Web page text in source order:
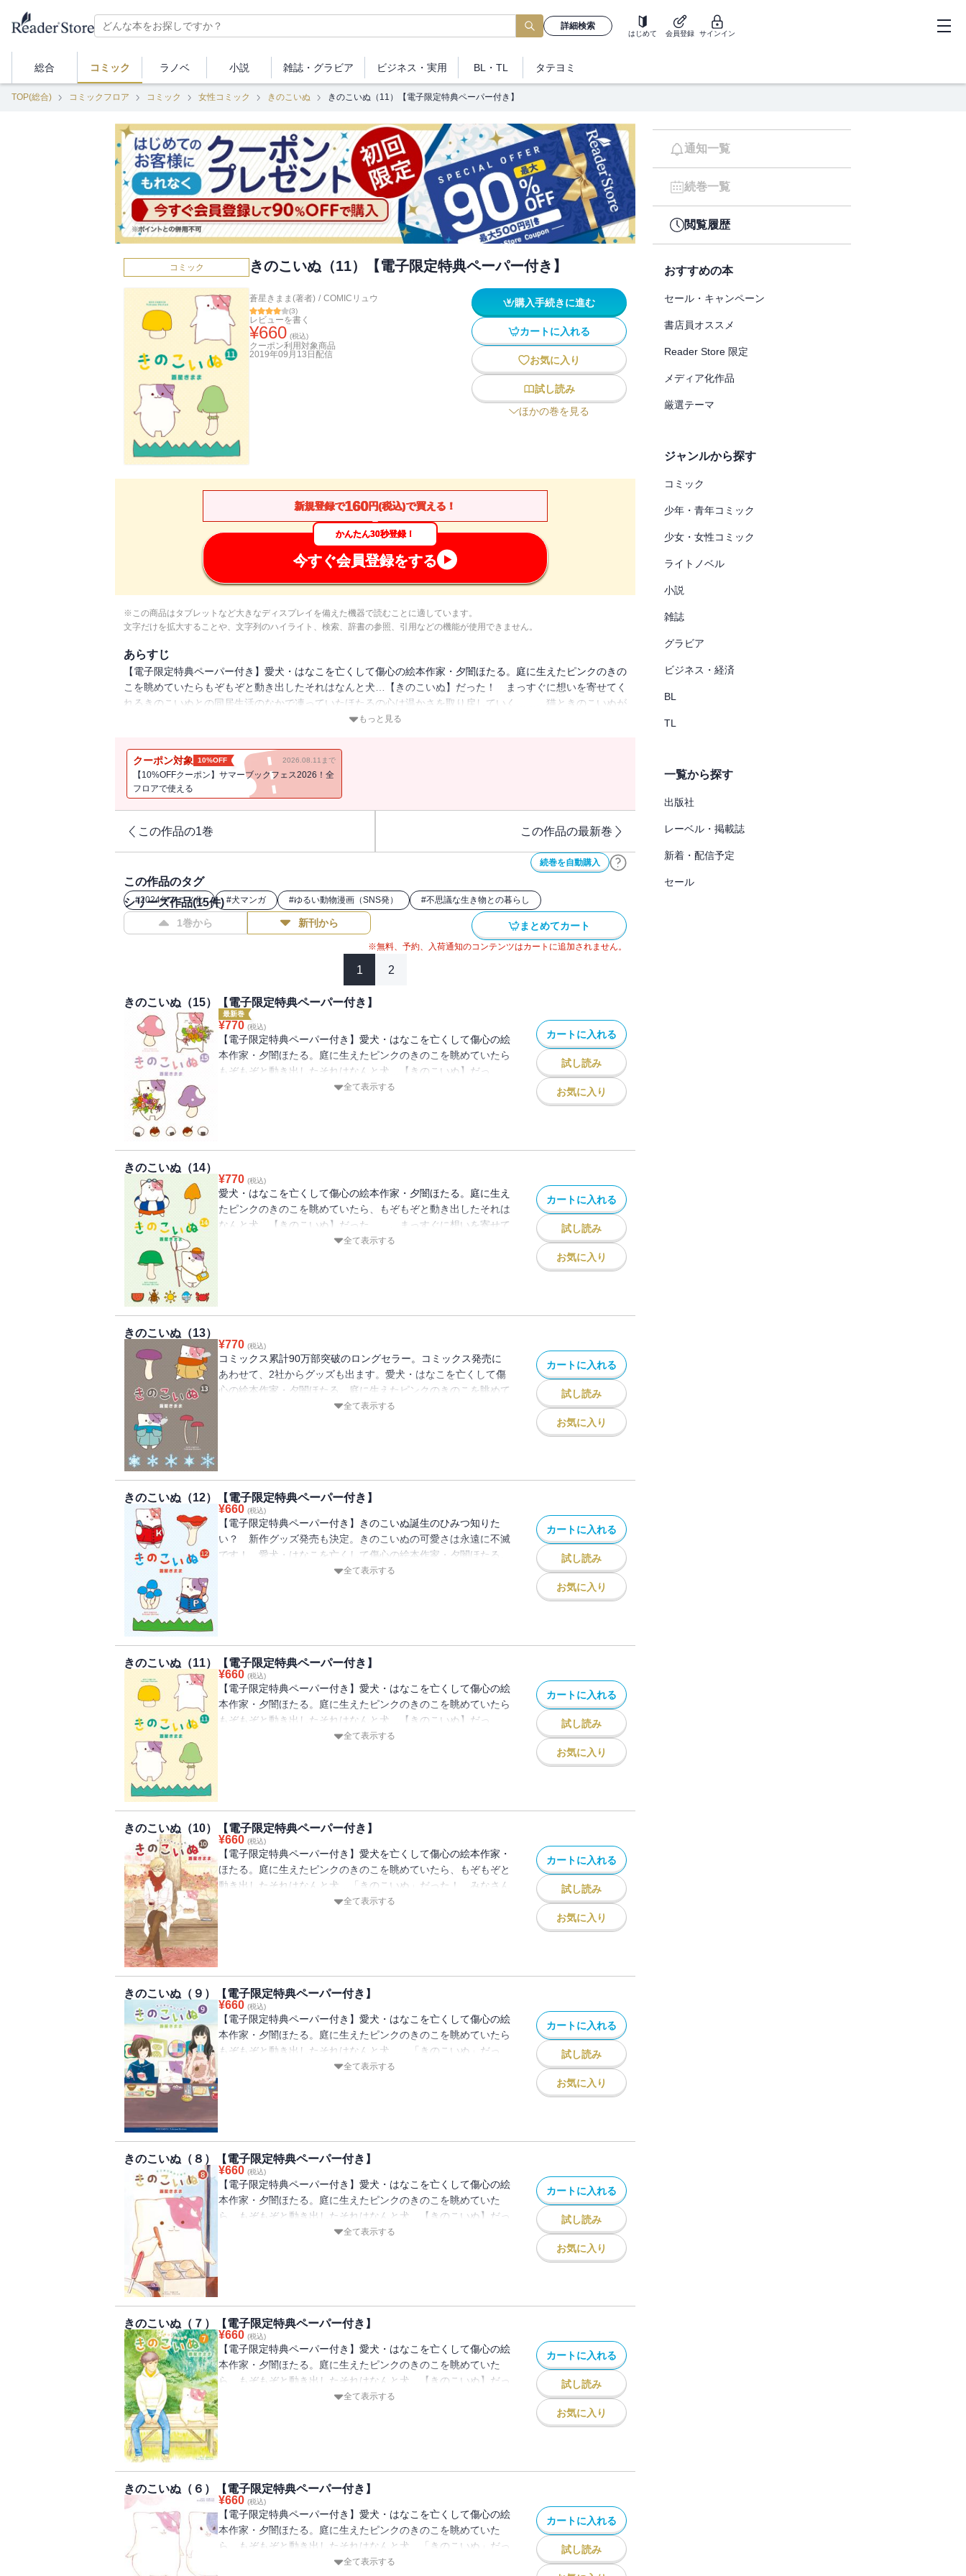
詳細検索
はじめて 会員登録 サインイン
総合 コミック ラノベ 小説 雑誌・ グラビア ビジネス ・実用 BL・TL タテヨミ
TOP(総合) コミックフロア コミック 女性コミック きのこいぬ きのこいぬ（11）【電子限定特典ペーパー付き】
コミック きのこいぬ（11）【電子限定特典ペーパー付き】
蒼星きまま(著者) / COMICリュウ
(3)
レビューを書く
¥660 (税込)
クーポン利用対象商品
2019年09月13日 配信
購入手続きに進む
カートに入れる
お気に入り
試し読み
ほかの巻を見る
新規登録で160円(税込)で買える！
かんたん30秒登録！
今すぐ会員登録をする
※この商品はタブレットなど大きなディスプレイを備えた機器で読むことに適しています。
文字だけを拡大することや、文字列のハイライト、検索、辞書の参照、引用などの機能が使用できません。
あらすじ
【電子限定特典ペーパー付き】愛犬・はなこを亡くして傷心の絵本作家・夕闇ほたる。庭に生えたピンクのきの
こを眺めていたらもぞもぞと動き出したそれはなんと犬…【きのこいぬ】だった！ まっすぐに想いを寄せてく
れるきのこいぬとの同居生活のなかで凍っていたほたるの心は温かさを取り戻していく……。猫ときのこいぬが
交流したりスタジャンを買ってもらったり珠玉の５作品を収録！ 累計80万部突破ロングセラー！
もっと見る
クーポン対象 10%OFF 2026.08.11まで
【10%OFFクーポン】サマーブックフェス2026！全
フロアで使える
この作品の1巻 この作品の最新巻
続巻を自動購入
この作品のタグ
#2024年アニメ化 #犬マンガ #ゆるい動物漫画（SNS発） #不思議な生き物との暮らし
シリーズ作品(15件)
1巻から 新刊から まとめてカート
※無料、予約、入荷通知のコンテンツはカートに追加されません。
1 2
きのこいぬ（15）【電子限定特典ペーパー付き】
最新巻
¥770 (税込)
【電子限定特典ペーパー付き】愛犬・はなこを亡くして傷心の絵
本作家・夕闇ほたる。庭に生えたピンクのきのこを眺めていたら
もぞもぞと動き出したそれはなんと犬…【きのこいぬ】だっ
た……。まっすぐに想いを寄せてくれるきのこいぬとの同居生活
for everything!】収録。
全て表示する
カートに入れる
試し読み
お気に入り
きのこいぬ（14）
¥770 (税込)
愛犬・はなこを亡くして傷心の絵本作家・夕闇ほたる。庭に生え
たピンクのきのこを眺めていたら、もぞもぞと動き出したそれは
なんと犬…【きのこいぬ】だった……。まっすぐに想いを寄せて
くれるきのこいぬとの同居生活のなかで凍っていたほたるの心は
ピンオフ【矢良くん日記】第1話『矢良くんの朝』コミックス初
全て表示する
カートに入れる
試し読み
お気に入り
きのこいぬ（13）
¥770 (税込)
コミックス累計90万部突破のロングセラー。コミックス発売に
あわせて、2社からグッズも出ます。愛犬・はなこを亡くして傷
心の絵本作家・夕闇ほたる。庭に生えたピンクのきのこを眺めて
いたらもぞもぞと動き出したそれはなんと犬…【きのこいぬ】だ
す。オールカラー【きのこいぬとプラムのどきどきアドベンチャ
ー】も収録！
全て表示する
カートに入れる
試し読み
お気に入り
きのこいぬ（12）【電子限定特典ペーパー付き】
¥660 (税込)
【電子限定特典ペーパー付き】きのこいぬ誕生のひみつ知りた
い？ 新作グッズ発売も決定。きのこいぬの可愛さは永遠に不滅
です！ 愛犬・はなこを亡くして傷心の絵本作家・夕闇ほたる。
庭に生えたピンクのきのこを眺めていたらもぞもぞと動き出した
子作りはじめたり！ 矢良くんに良いことあったりします！！
オールカラー【まちがいさがし】おまけ【４コマまんが】も収
録。つづいていく毎日が…きっと宝物。85万部突破ロングセラ
ー！
全て表示する
カートに入れる
試し読み
お気に入り
きのこいぬ（11）【電子限定特典ペーパー付き】
¥660 (税込)
【電子限定特典ペーパー付き】愛犬・はなこを亡くして傷心の絵
本作家・夕闇ほたる。庭に生えたピンクのきのこを眺めていたら
もぞもぞと動き出したそれはなんと犬…【きのこいぬ】だっ
た！ まっすぐに想いを寄せてくれるきのこいぬとの同居生活の
全て表示する
カートに入れる
試し読み
お気に入り
きのこいぬ（10）【電子限定特典ペーパー付き】
¥660 (税込)
【電子限定特典ペーパー付き】愛犬を亡くして傷心の絵本作家・
ほたる。庭に生えたピンクのきのこを眺めていたら、もぞもぞと
動き出したそれはなんと犬…「きのこいぬ」だった！ みなさん
の応援のおかげでコミックス10巻！ 少しずつ進展する人間関
全て表示する
カートに入れる
試し読み
お気に入り
きのこいぬ（９）【電子限定特典ペーパー付き】
¥660 (税込)
【電子限定特典ペーパー付き】愛犬・はなこを亡くして傷心の絵
本作家・夕闇ほたる。庭に生えたピンクのきのこを眺めていたら
もぞもぞと動き出したそれはなんと犬……「きのこいぬ」だっ
た……まっすぐに思いを寄せてくれるきのこいぬとの同居生活の
全て表示する
カートに入れる
試し読み
お気に入り
きのこいぬ（８）【電子限定特典ペーパー付き】
¥660 (税込)
【電子限定特典ペーパー付き】愛犬・はなこを亡くして傷心の絵
本作家・夕闇ほたる。庭に生えたピンクのきのこを眺めていた
ら、もぞもぞと動き出したそれはなんと犬…【きのこいぬ】だっ
た。まっすぐに想いを寄せてくれるきのこいぬとの同居生活の中
全て表示する
カートに入れる
試し読み
お気に入り
きのこいぬ（７）【電子限定特典ペーパー付き】
¥660 (税込)
【電子限定特典ペーパー付き】愛犬・はなこを亡くして傷心の絵
本作家・夕闇ほたる。庭に生えたピンクのきのこを眺めていた
ら、もぞもぞと動き出したそれはなんと犬…【きのこいぬ】だっ
た。まっすぐに想いを寄せてくれるきのこいぬとの同居生活の中
全て表示する
カートに入れる
試し読み
お気に入り
きのこいぬ（６）【電子限定特典ペーパー付き】
¥660 (税込)
【電子限定特典ペーパー付き】愛犬・はなこを亡くして傷心の絵
本作家・夕闇ほたる。庭に生えたピンクのきのこを眺めていた
ら、もぞもぞと動き出したそれはなんと犬…「きのこいぬ」だっ
た……。まっすぐに想いを寄せてくれるきのこいぬとの同居生活
全て表示する
カートに入れる
試し読み
通知一覧
続巻一覧
閲覧履歴
おすすめの本
セール・キャンペーン
書店員オススメ
Reader Store 限定
メディア化作品
厳選テーマ
ジャンルから探す
コミック
少年・青年コミック
少女・女性コミック
ライトノベル
小説
雑誌
グラビア
ビジネス・経済
BL
TL
一覧から探す
出版社
レーベル・掲載誌
新着・配信予定
セール